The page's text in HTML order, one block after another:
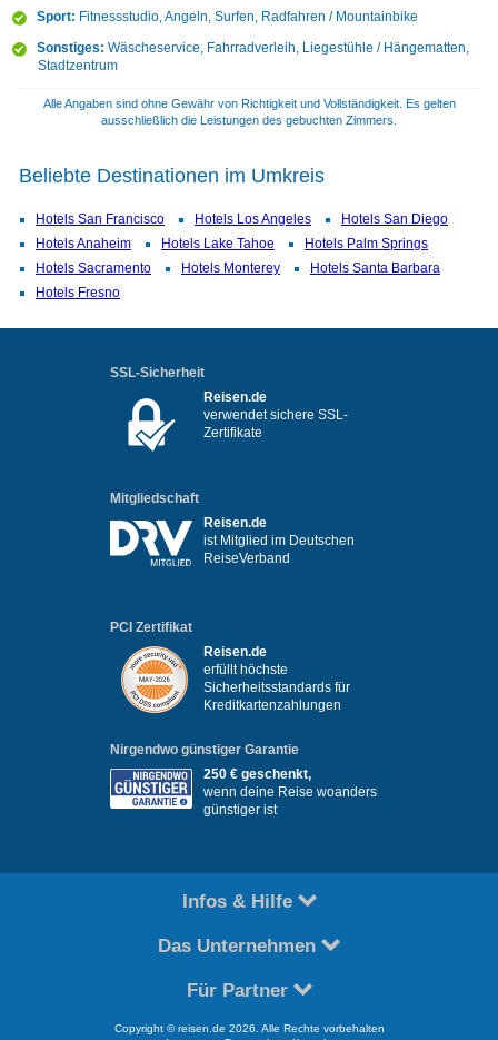
Sport: Fitnessstudio, Angeln, Surfen, Radfahren / Mountainbike
Sonstiges: Wäscheservice, Fahrradverleih, Liegestühle / Hängematten,
Stadtzentrum
Alle Angaben sind ohne Gewähr von Richtigkeit und Vollständigkeit. Es gelten
ausschließlich die Leistungen des gebuchten Zimmers.
Beliebte Destinationen im Umkreis
Hotels San Francisco Hotels Los Angeles
Hotels San Diego
Hotels Anaheim
Hotels Lake Tahoe
Hotels Palm Springs
Hotels Sacramento
Hotels Monterey
Hotels Santa Barbara
Hotels Fresno
SSL-Sicherheit
Reisen.de
verwendet sichere SSL-
Zertifikate
Mitgliedschaft
Reisen.de
ist Mitglied im Deutschen
ReiseVerband
PCI Zertifikat
Reisen.de
erfüllt höchste
Sicherheitsstandards für
Kreditkartenzahlungen
Nirgendwo günstiger Garantie
250 € geschenkt,
wenn deine Reise woanders
günstiger ist
Infos & Hilfe
Das Unternehmen
Für Partner
Copyright © reisen.de 2026. Alle Rechte vorbehalten